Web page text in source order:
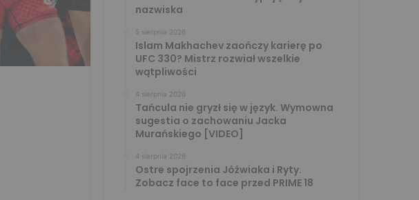
nazwiska
5 sierpnia 2026
Islam Makhachev zaończy karierę po
UFC 330? Mistrz rozwiał wszelkie
wątpliwości
4 sierpnia 2026
Tańcula nie gryzł się w język. Wymowna
sugestia o zachowaniu Jacka
Murańskiego [VIDEO]
4 sierpnia 2026
Ostre spojrzenia Jóźwiaka i Ryty.
Zobacz face to face przed PRIME 18